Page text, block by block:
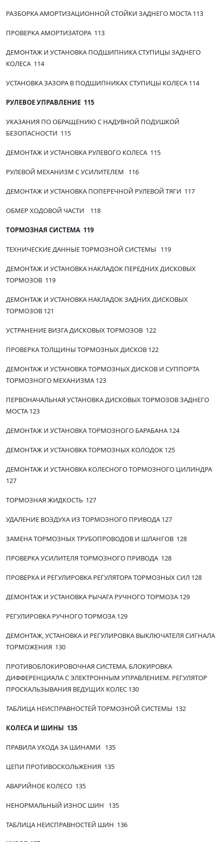
РАЗБОРКА АМОРТИЗАЦИОННОЙ СТОЙКИ ЗАДНЕГО МОСТА 113
ПРОВЕРКА АМОРТИЗАТОРА 113
ДЕМОНТАЖ И УСТАНОВКА ПОДШИПНИКА СТУПИЦЫ ЗАДНЕГО
КОЛЕСА 114
УСТАНОВКА ЗАЗОРА В ПОДШИПНИКАХ СТУПИЦЫ КОЛЕСА 114
РУЛЕВОЕ УПРАВЛЕНИЕ 115
УКАЗАНИЯ ПО ОБРАЩЕНИЮ С НАДУВНОЙ ПОДУШКОЙ
БЕЗОПАСНОСТИ 115
ДЕМОНТАЖ И УСТАНОВКА РУЛЕВОГО КОЛЕСА 115
РУЛЕВОЙ МЕХАНИЗМ С УСИЛИТЕЛЕМ 116
ДЕМОНТАЖ И УСТАНОВКА ПОПЕРЕЧНОЙ РУЛЕВОЙ ТЯГИ 117
ОБМЕР ХОДОВОЙ ЧАСТИ 118
ТОРМОЗНАЯ СИСТЕМА 119
ТЕХНИЧЕСКИЕ ДАННЫЕ ТОРМОЗНОЙ СИСТЕМЫ 119
ДЕМОНТАЖ И УСТАНОВКА НАКЛАДОК ПЕРЕДНИХ ДИСКОВЫХ
ТОРМОЗОВ 119
ДЕМОНТАЖ И УСТАНОВКА НАКЛАДОК ЗАДНИХ ДИСКОВЫХ
ТОРМОЗОВ 121
УСТРАНЕНИЕ ВИЗГА ДИСКОВЫХ ТОРМОЗОВ 122
ПРОВЕРКА ТОЛЩИНЫ ТОРМОЗНЫХ ДИСКОВ 122
ДЕМОНТАЖ И УСТАНОВКА ТОРМОЗНЫХ ДИСКОВ И СУППОРТА
ТОРМОЗНОГО МЕХАНИЗМА 123
ПЕРВОНАЧАЛЬНАЯ УСТАНОВКА ДИСКОВЫХ ТОРМОЗОВ ЗАДНЕГО
МОСТА 123
ДЕМОНТАЖ И УСТАНОВКА ТОРМОЗНОГО БАРАБАНА 124
ДЕМОНТАЖ И УСТАНОВКА ТОРМОЗНЫХ КОЛОДОК 125
ДЕМОНТАЖ И УСТАНОВКА КОЛЕСНОГО ТОРМОЗНОГО ЦИЛИНДРА
127
ТОРМОЗНАЯ ЖИДКОСТЬ 127
УДАЛЕНИЕ ВОЗДУХА ИЗ ТОРМОЗНОГО ПРИВОДА 127
ЗАМЕНА ТОРМОЗНЫХ ТРУБОПРОВОДОВ И ШЛАНГОВ 128
ПРОВЕРКА УСИЛИТЕЛЯ ТОРМОЗНОГО ПРИВОДА 128
ПРОВЕРКА И РЕГУЛИРОВКА РЕГУЛЯТОРА ТОРМОЗНЫХ СИЛ 128
ДЕМОНТАЖ И УСТАНОВКА РЫЧАГА РУЧНОГО ТОРМОЗА 129
РЕГУЛИРОВКА РУЧНОГО ТОРМОЗА 129
ДЕМОНТАЖ, УСТАНОВКА И РЕГУЛИРОВКА ВЫКЛЮЧАТЕЛЯ СИГНАЛА
ТОРМОЖЕНИЯ 130
ПРОТИВОБЛОКИРОВОЧНАЯ СИСТЕМА. БЛОКИРОВКА
ДИФФЕРЕНЦИАЛА С ЭЛЕКТРОННЫМ УПРАВЛЕНИЕМ. РЕГУЛЯТОР
ПРОСКАЛЬЗЫВАНИЯ ВЕДУЩИХ КОЛЕС 130
ТАБЛИЦА НЕИСПРАВНОСТЕЙ ТОРМОЗНОЙ СИСТЕМЫ 132
КОЛЕСА И ШИНЫ 135
ПРАВИЛА УХОДА ЗА ШИНАМИ 135
ЦЕПИ ПРОТИВОСКОЛЬЖЕНИЯ 135
АВАРИЙНОЕ КОЛЕСО 135
НЕНОРМАЛЬНЫЙ ИЗНОС ШИН 135
ТАБЛИЦА НЕИСПРАВНОСТЕЙ ШИН 136